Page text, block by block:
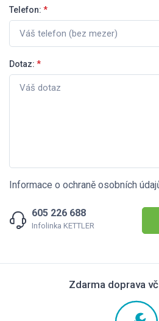
Telefon: *
Dotaz: *
Informace o ochraně osobních
605 226 688
Infolinka KETTLER
Zdarma doprava